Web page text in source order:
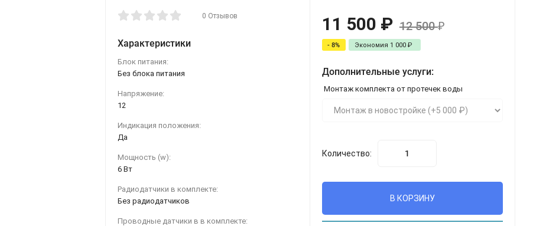
0 Отзывов
Характеристики
Блок питания:
Без блока питания
Напряжение:
12
Индикация положения:
Да
Мощность (w):
6 Вт
Радиодатчики в комплекте:
Без радиодатчиков
Проводные датчики в в комплекте:
11 500 ₽ 12 500₽
- 8% Экономия 1 000 ₽
Дополнительные услуги:
Монтаж комплекта от протечек воды
Количество:
В КОРЗИНУ